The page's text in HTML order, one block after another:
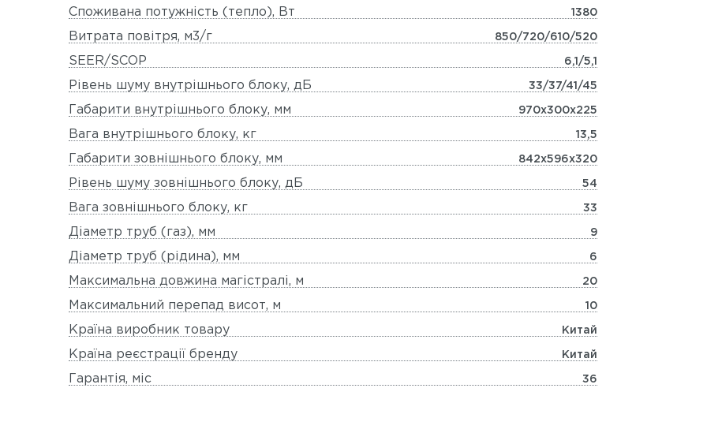
Споживана потужність (тепло), Вт 1380
Витрата повітря, м3/г 850/720/610/520
SEER/SCOP 6,1/5,1
Рівень шуму внутрішнього блоку, дБ 33/37/41/45
Габарити внутрішнього блоку, мм 970x300x225
Вага внутрішнього блоку, кг 13,5
Габарити зовнішнього блоку, мм 842x596x320
Рівень шуму зовнішнього блоку, дБ 54
Вага зовнішнього блоку, кг 33
Діаметр труб (газ), мм 9
Діаметр труб (рідина), мм 6
Максимальна довжина магістралі, м 20
Максимальний перепад висот, м 10
Країна виробник товару Китай
Країна реєстрації бренду Китай
Гарантія, міс 36